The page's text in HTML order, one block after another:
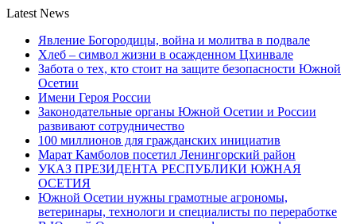
Latest News
Явление Богородицы, война и молитва в подвале
Хлеб – символ жизни в осажденном Цхинвале
Забота о тех, кто стоит на защите безопасности Южной
Осетии
Имени Героя России
Законодательные органы Южной Осетии и России
развивают сотрудничество
100 миллионов для гражданских инициатив
Марат Камболов посетил Ленингорский район
УКАЗ ПРЕЗИДЕНТА РЕСПУБЛИКИ ЮЖНАЯ
ОСЕТИЯ
Южной Осетии нужны грамотные агрономы,
ветеринары, технологи и специалисты по переработке